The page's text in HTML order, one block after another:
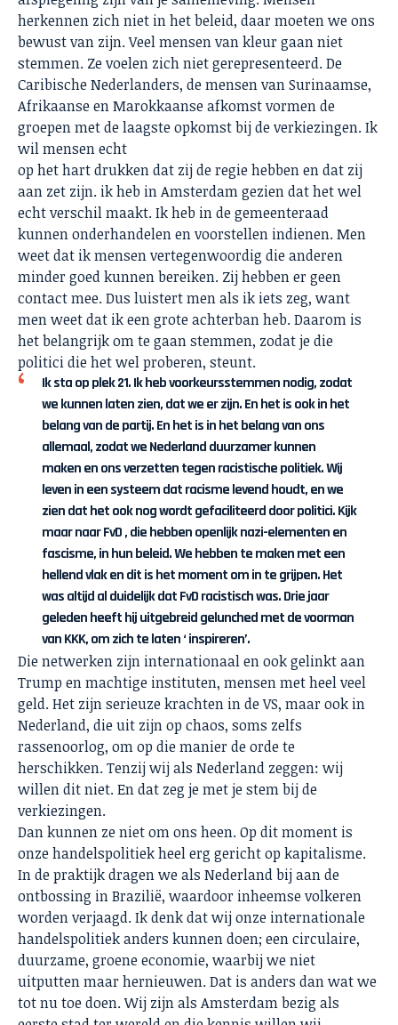
herkennen zich niet in het beleid, daar moeten we ons
bewust van zijn. Veel mensen van kleur gaan niet
stemmen. Ze voelen zich niet gerepresenteerd. De
Caribische Nederlanders, de mensen van Surinaamse,
Afrikaanse en Marokkaanse afkomst vormen de
groepen met de laagste opkomst bij de verkiezingen. Ik
wil mensen echt
op het hart drukken dat zij de regie hebben en dat zij
aan zet zijn. ik heb in Amsterdam gezien dat het wel
echt verschil maakt. Ik heb in de gemeenteraad
kunnen onderhandelen en voorstellen indienen. Men
weet dat ik mensen vertegenwoordig die anderen
minder goed kunnen bereiken. Zij hebben er geen
contact mee. Dus luistert men als ik iets zeg, want
men weet dat ik een grote achterban heb. Daarom is
het belangrijk om te gaan stemmen, zodat je die
politici die het wel proberen, steunt.
Ik sta op plek 21. Ik heb voorkeursstemmen nodig, zodat
we kunnen laten zien, dat we er zijn. En het is ook in het
belang van de partij. En het is in het belang van ons
allemaal, zodat we Nederland duurzamer kunnen
maken en ons verzetten tegen racistische politiek. Wij
leven in een systeem dat racisme levend houdt, en we
zien dat het ook nog wordt gefaciliteerd door politici. Kijk
maar naar FvD , die hebben openlijk nazi-elementen en
fascisme, in hun beleid. We hebben te maken met een
hellend vlak en dit is het moment om in te grijpen. Het
was altijd al duidelijk dat FvD racistisch was. Drie jaar
geleden heeft hij uitgebreid gelunched met de voorman
van KKK, om zich te laten ‘ inspireren’.
Die netwerken zijn internationaal en ook gelinkt aan
Trump en machtige instituten, mensen met heel veel
geld. Het zijn serieuze krachten in de VS, maar ook in
Nederland, die uit zijn op chaos, soms zelfs
rassenoorlog, om op die manier de orde te
herschikken. Tenzij wij als Nederland zeggen: wij
willen dit niet. En dat zeg je met je stem bij de
verkiezingen.
Dan kunnen ze niet om ons heen. Op dit moment is
onze handelspolitiek heel erg gericht op kapitalisme.
In de praktijk dragen we als Nederland bij aan de
ontbossing in Brazilië, waardoor inheemse volkeren
worden verjaagd. Ik denk dat wij onze internationale
handelspolitiek anders kunnen doen; een circulaire,
duurzame, groene economie, waarbij we niet
uitputten maar hernieuwen. Dat is anders dan wat we
tot nu toe doen. Wij zijn als Amsterdam bezig als